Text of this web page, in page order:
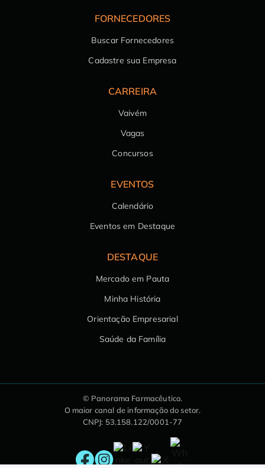
FORNECEDORES
Buscar Fornecedores
Cadastre sua Empresa
CARREIRA
Vaivém
Vagas
Concursos
EVENTOS
Calendário
Eventos em Destaque
DESTAQUE
Mercado em Pauta
Minha História
Orientação Empresarial
Saúde da Família
© Panorama Farmacêutico.
O maior canal de informação do setor.
CNPJ: 53.158.122/0001-77